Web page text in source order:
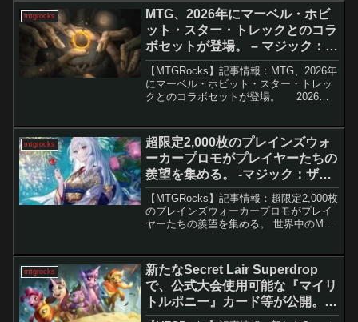
万能ではないものの、色の想定外から飛
んでくるため、...
mtgrocks
MTG、2026年にマーベル・ホビ
ット・スター・トレックとのコラ
ボセットが登場。 – マジック：
ザ・ギャザリング
【MTGRocks】記事情報：MTG、2026年
にマーベル・ホビット・スター・トレッ
クとのコラボセットが登場。 2026年
で発表されました。マー...
mtgrocks
超限定2,000枚のプレインズウォ
ーカープロモがプレイヤーたちの
羨望を集める。 -マジック：ザ・
ギャザリング
【MTGRocks】記事情報：超限定2,000枚
のプレインズウォーカープロモがプレイ
ヤーたちの羨望を集める。 世界中のMTG
く、ほとんど姿を見かけないものがあ
る。2026...
mtgrocks
新たなSecret Lair Superdrop
で、公式大会使用可能な『マイリ
トルポニー』カード等が公開。 –
マジック：ザ・ギャザリング